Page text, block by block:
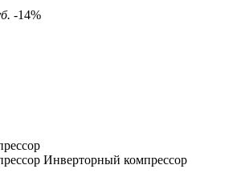
-14%
Инверторный компрессор